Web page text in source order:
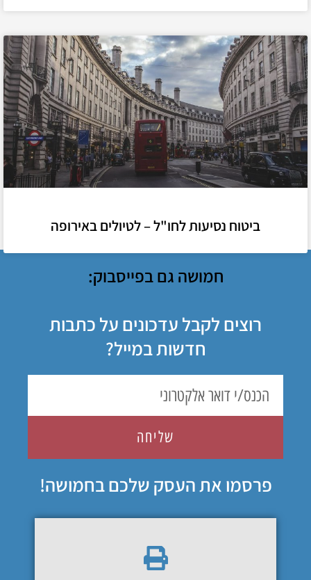
ביטוח נסיעות לחו"ל – לטיולים באירופה
חמושה גם בפייסבוק:
רוצים לקבל עדכונים על כתבות
חדשות במייל?
שליחה
פרסמו את העסק שלכם בחמושה!